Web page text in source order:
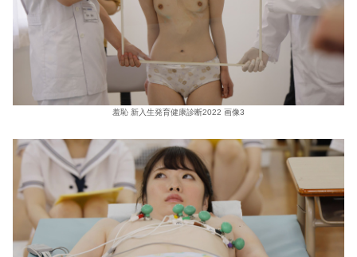
羞恥 新入生発育健康診断2022 画像3